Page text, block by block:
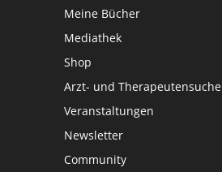
Meine Bücher
Mediathek
Shop
Arzt- und Therapeutensuche
Veranstaltungen
Newsletter
Community